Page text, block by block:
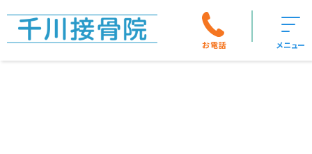
お電話 メニュー